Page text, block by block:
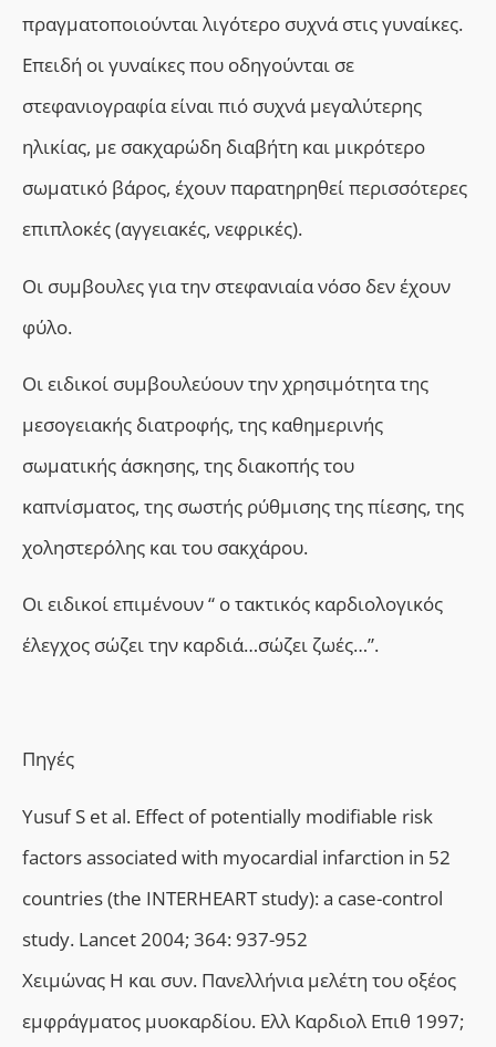
πραγματοποιούνται λιγότερο συχνά στις γυναίκες.
Eπειδή οι γυναίκες που οδηγούνται σε
στεφανιογραφία είναι πιό συχνά μεγαλύτερης
ηλικίας, με σακχαρώδη διαβήτη και μικρότερο
σωματικό βάρος, έχουν παρατηρηθεί περισσότερες
επιπλοκές (αγγειακές, νεφρικές).
Οι συμβουλες για την στεφανιαία νόσο δεν έχουν
φύλο.
Οι ειδικοί συμβουλεύουν την χρησιμότητα της
μεσογειακής διατροφής, της καθημερινής
σωματικής άσκησης, της διακοπής του
καπνίσματος, της σωστής ρύθμισης της πίεσης, της
χοληστερόλης και του σακχάρου.
Οι ειδικοί επιμένουν “ oτακτικός καρδιολογικός
έλεγχος σώζει την καρδιά…σώζει ζωές…”.
Πηγές
Yusuf S et al. Effect of potentially modifiable risk
factors associated with myocardial infarction in 52
countries (the INTERHEART study): a case-control
study. Lancet 2004; 364: 937-952
Xειμώνας H και συν. Πανελλήνια μελέτη του οξέος
εμφράγματος μυοκαρδίου. Eλλ Kαρδιολ Eπιθ 1997;